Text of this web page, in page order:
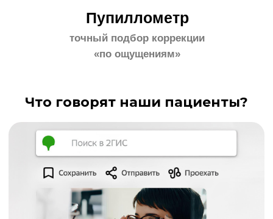
Что говорят наши пациенты?
Политика конфиденциальности